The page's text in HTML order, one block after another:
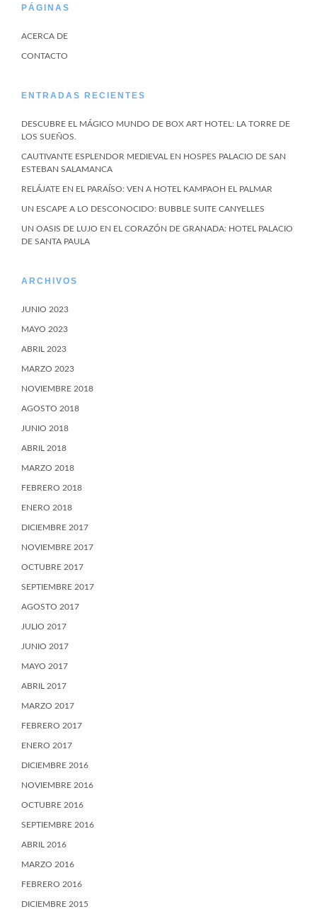
PÁGINAS
ACERCA DE
CONTACTO
ENTRADAS RECIENTES
DESCUBRE EL MÁGICO MUNDO DE BOX ART HOTEL: LA TORRE DE
LOS SUEÑOS.
CAUTIVANTE ESPLENDOR MEDIEVAL EN HOSPES PALACIO DE SAN
ESTEBAN SALAMANCA
RELÁJATE EN EL PARAÍSO: VEN A HOTEL KAMPAOH EL PALMAR
UN ESCAPE A LO DESCONOCIDO: BUBBLE SUITE CANYELLES
UN OASIS DE LUJO EN EL CORAZÓN DE GRANADA: HOTEL PALACIO
DE SANTA PAULA
ARCHIVOS
JUNIO 2023
MAYO 2023
ABRIL 2023
MARZO 2023
NOVIEMBRE 2018
AGOSTO 2018
JUNIO 2018
ABRIL 2018
MARZO 2018
FEBRERO 2018
ENERO 2018
DICIEMBRE 2017
NOVIEMBRE 2017
OCTUBRE 2017
SEPTIEMBRE 2017
AGOSTO 2017
JULIO 2017
JUNIO 2017
MAYO 2017
ABRIL 2017
MARZO 2017
FEBRERO 2017
ENERO 2017
DICIEMBRE 2016
NOVIEMBRE 2016
OCTUBRE 2016
SEPTIEMBRE 2016
ABRIL 2016
MARZO 2016
FEBRERO 2016
DICIEMBRE 2015